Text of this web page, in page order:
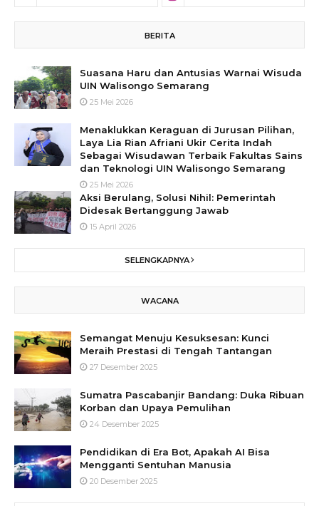
BERITA
Suasana Haru dan Antusias Warnai Wisuda
UIN Walisongo Semarang
25 Mei 2026
Menaklukkan Keraguan di Jurusan Pilihan,
Laya Lia Rian Afriani Ukir Cerita Indah
Sebagai Wisudawan Terbaik Fakultas Sains
dan Teknologi UIN Walisongo Semarang
25 Mei 2026
Aksi Berulang, Solusi Nihil: Pemerintah
Didesak Bertanggung Jawab
15 April 2026
SELENGKAPNYA
WACANA
Semangat Menuju Kesuksesan: Kunci
Meraih Prestasi di Tengah Tantangan
27 Desember 2025
Sumatra Pascabanjir Bandang: Duka Ribuan
Korban dan Upaya Pemulihan
24 Desember 2025
Pendidikan di Era Bot, Apakah AI Bisa
Mengganti Sentuhan Manusia
20 Desember 2025